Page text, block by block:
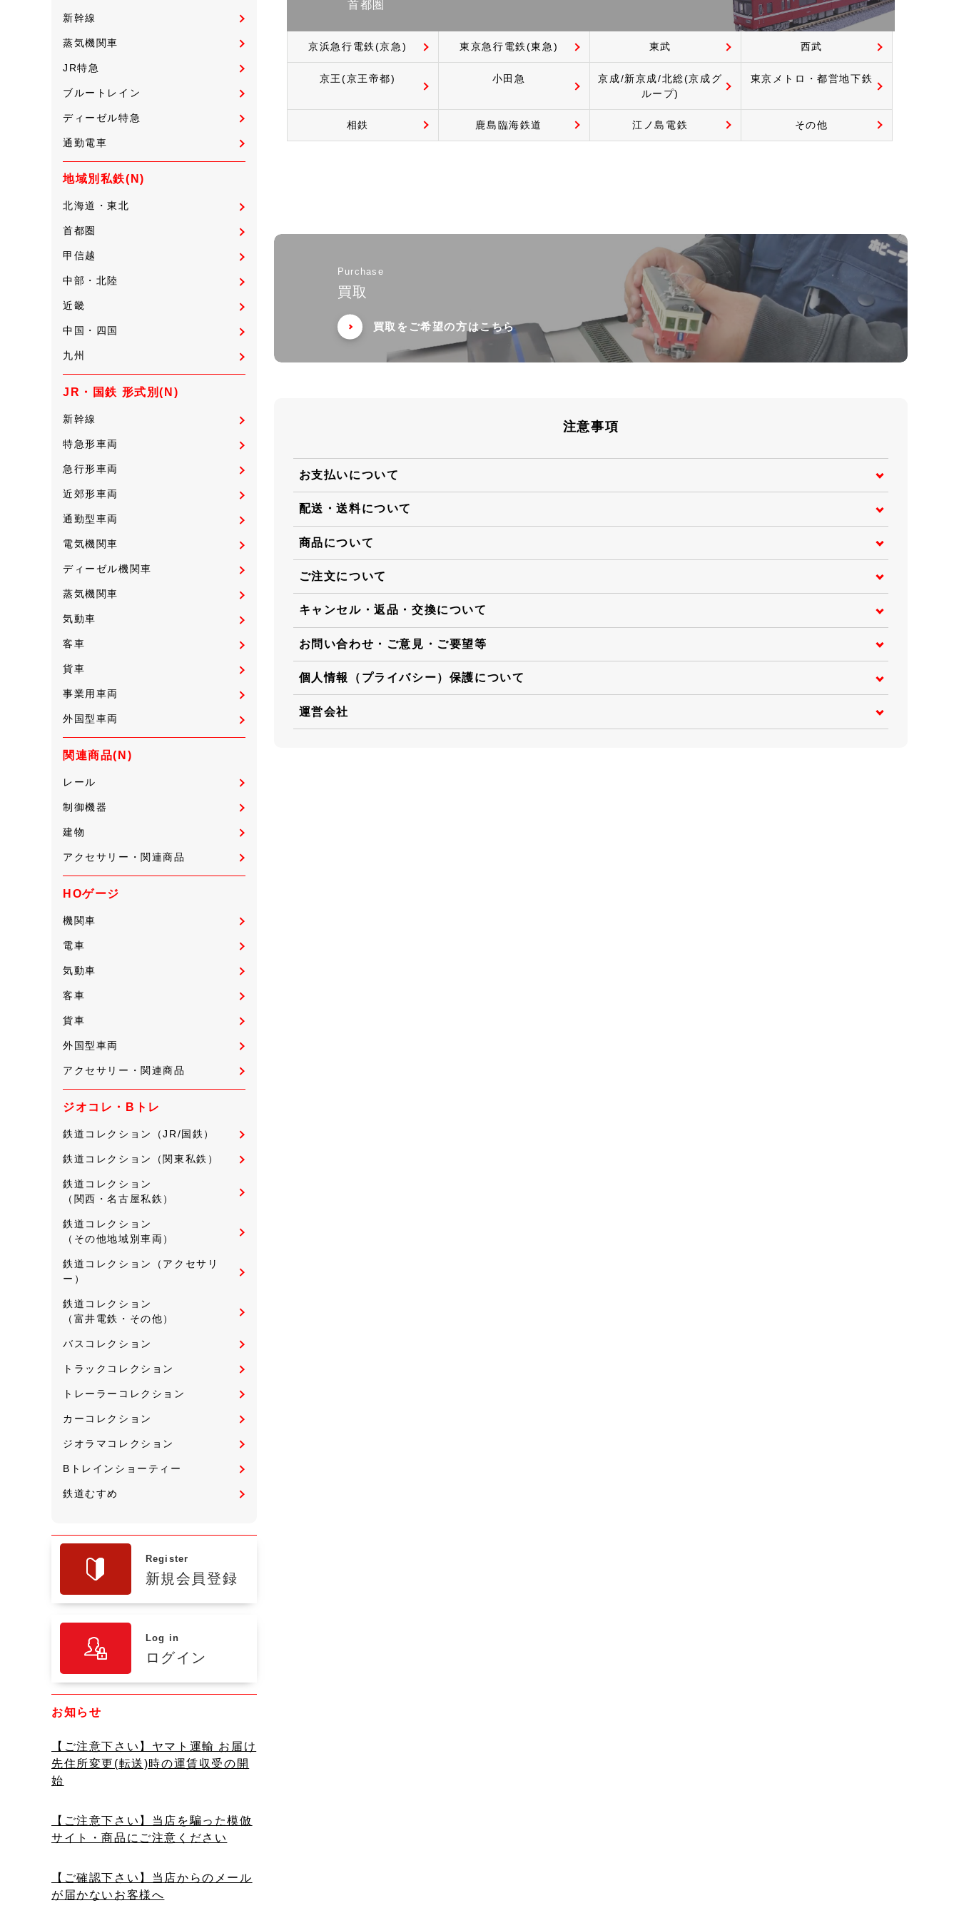
新幹線
蒸気機関車
JR特急
ブルートレイン
ディーゼル特急
通勤電車
地域別私鉄(N)
北海道・東北
首都圏
甲信越
中部・北陸
近畿
中国・四国
九州
JR・国鉄 形式別(N)
新幹線
特急形車両
急行形車両
近郊形車両
通勤型車両
電気機関車
ディーゼル機関車
蒸気機関車
気動車
客車
貨車
事業用車両
外国型車両
関連商品(N)
レール
制御機器
建物
アクセサリー・関連商品
HOゲージ
機関車
電車
気動車
客車
貨車
外国型車両
アクセサリー・関連商品
ジオコレ・Bトレ
鉄道コレクション（JR/国鉄）
鉄道コレクション（関東私鉄）
鉄道コレクション
（関西・名古屋私鉄）
鉄道コレクション
（その他地域別車両）
鉄道コレクション（アクセサリ
ー）
鉄道コレクション
（富井電鉄・その他）
バスコレクション
トラックコレクション
トレーラーコレクション
カーコレクション
ジオラマコレクション
Bトレインショーティー
鉄道むすめ
Register
新規会員登録
Log in
ログイン
お知らせ
【ご注意下さい】ヤマト運輸 お届け
先住所変更(転送)時の運賃収受の開
始
【ご注意下さい】当店を騙った模倣
サイト・商品にご注意ください
【ご確認下さい】当店からのメール
が届かないお客様へ
首都圏
京浜急行電鉄(京急) 東京急行電鉄(東急) 東武 西武
京王(京王帝都) 小田急
京成/新京成/北総(京成グ
ループ)
東京メトロ・都営地下鉄
相鉄 鹿島臨海鉄道 江ノ島電鉄 その他
Purchase
買取
買取をご希望の方はこちら
注意事項
お支払いについて
配送・送料について
商品について
ご注文について
キャンセル・返品・交換について
お問い合わせ・ご意見・ご要望等
個人情報（プライバシー）保護について
運営会社